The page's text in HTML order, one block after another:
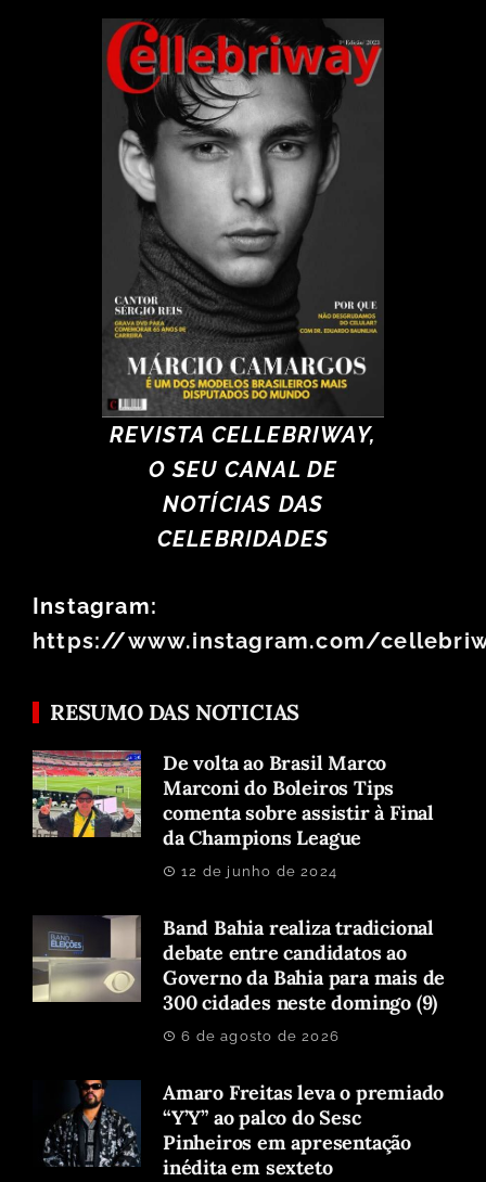
REVISTA CELLEBRIWAY,
O SEU CANAL DE
NOTÍCIAS DAS
CELEBRIDADES
Instagram:
https://www.instagram.com/
RESUMO DAS NOTICIAS
De volta ao Brasil Marco
Marconi do Boleiros Tips
comenta sobre assistir à Final
da Champions League
12 de junho de 2024
Band Bahia realiza tradicional
debate entre candidatos ao
Governo da Bahia para mais de
300 cidades neste domingo (9)
6 de agosto de 2026
Amaro Freitas leva o premiado
“Y’Y” ao palco do Sesc
Pinheiros em apresentação
inédita em sexteto